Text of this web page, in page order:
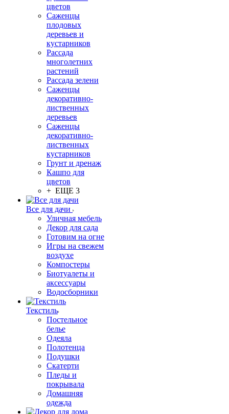
цветов
Саженцы
плодовых
деревьев и
кустарников
Рассада
многолетних
растений
Рассада зелени
Саженцы
декоративно-
лиственных
деревьев
Саженцы
декоративно-
лиственных
кустарников
Грунт и дренаж
Кашпо для
цветов
+ ЕЩЕ 3
Все для дачи
Уличная мебель
Декор для сада
Готовим на огне
Игры на свежем
воздухе
Компостеры
Биотуалеты и
аксессуары
Водосборники
Текстиль
Постельное
белье
Одеяла
Полотенца
Подушки
Скатерти
Пледы и
покрывала
Домашняя
одежда